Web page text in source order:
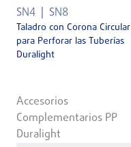
SN4 SN8
Taladro con Corona Circular
para Perforar las Tuberías
Duralight
Accesorios
Complementarios PP
Duralight